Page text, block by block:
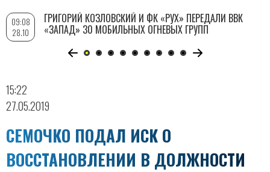
содержанию
15:22
27.05.2019
СЕМОЧКО ПОДАЛ ИСК О
ВОССТАНОВЛЕНИИ В ДОЛЖНОСТИ
09:08
28.10
ГРИГОРИЙ КОЗЛОВСКИЙ И ФК «РУХ» ПЕРЕДАЛИ ВВК
«ЗАПАД» 30 МОБИЛЬНЫХ ОГНЕВЫХ ГРУПП